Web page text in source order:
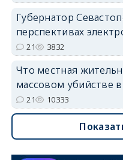
Губернатор
перспективах
21 3832
Что местная
массовом убийстве
21 10333